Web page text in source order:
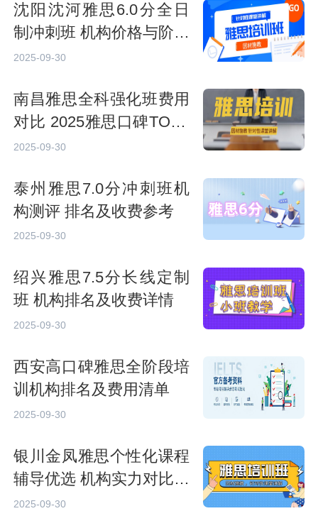
沈阳沈河雅思6.0分全日
制冲刺班 机构价格与阶段
规划详情
2025-09-30
南昌雅思全科强化班费用
对比 2025雅思口碑TOP5
机构
2025-09-30
泰州雅思7.0分冲刺班机
构测评 排名及收费参考
2025-09-30
绍兴雅思7.5分长线定制
班 机构排名及收费详情
2025-09-30
西安高口碑雅思全阶段培
训机构排名及费用清单
2025-09-30
银川金凤雅思个性化课程
辅导优选 机构实力对比及
价格明细
2025-09-30